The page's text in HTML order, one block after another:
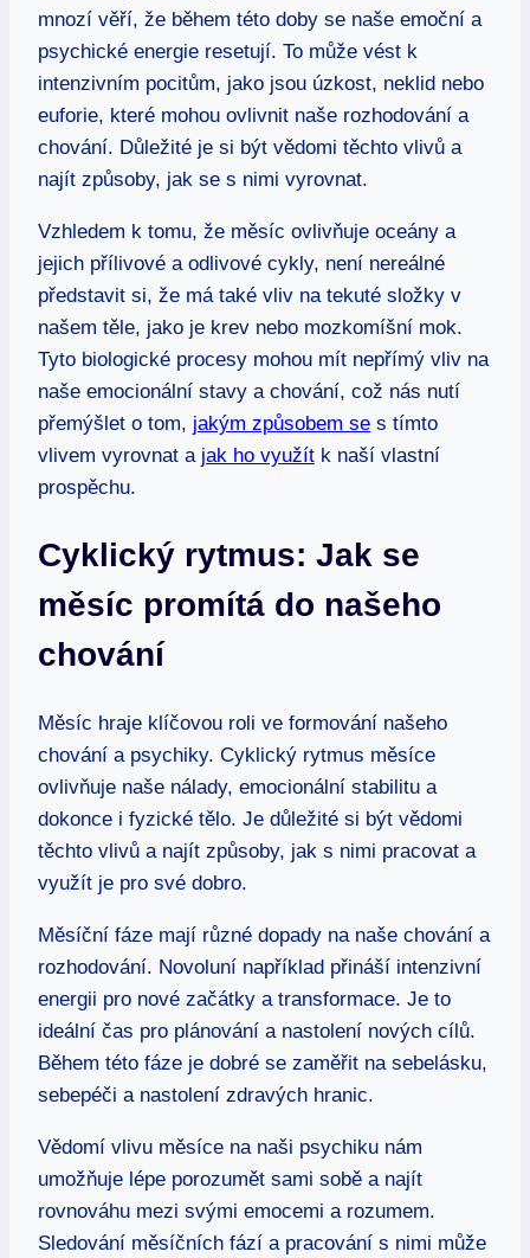
mnozí věří, že během této doby se naše emoční a
psychické energie resetují. To může vést k
intenzivním pocitům, jako jsou úzkost, neklid nebo
euforie, které mohou ovlivnit naše rozhodování a
chování. Důležité je si být vědomi těchto vlivů a
najít způsoby, jak se s nimi vyrovnat.
Vzhledem k tomu, že měsíc ovlivňuje oceány a
jejich přílivové a odlivové cykly, není nereálné
představit si, že má také vliv na tekuté složky v
našem těle, jako je krev nebo mozkomíšní mok.
Tyto biologické procesy mohou mít nepřímý vliv na
naše emocionální stavy a chování, což nás nutí
přemýšlet o tom, jakým způsobem se s tímto
vlivem vyrovnat a jak ho využít k naší vlastní
prospěchu.
Cyklický rytmus: Jak se
měsíc promítá do našeho
chování
Měsíc hraje klíčovou roli ve formování našeho
chování a psychiky. Cyklický rytmus měsíce
ovlivňuje naše nálady, emocionální stabilitu a
dokonce i fyzické tělo. Je důležité si být vědomi
těchto vlivů a najít způsoby, jak s nimi pracovat a
využít je pro své dobro.
Měsíční fáze mají různé dopady na naše chování a
rozhodování. Novoluní například přináší intenzivní
energii pro nové začátky a transformace. Je to
ideální čas pro plánování a nastolení nových cílů.
Během této fáze je dobré se zaměřit na sebelásku,
sebepéči a nastolení zdravých hranic.
Vědomí vlivu měsíce na naši psychiku nám
umožňuje lépe porozumět sami sobě a najít
rovnováhu mezi svými emocemi a rozumem.
Sledování měsíčních fází a pracování s nimi může